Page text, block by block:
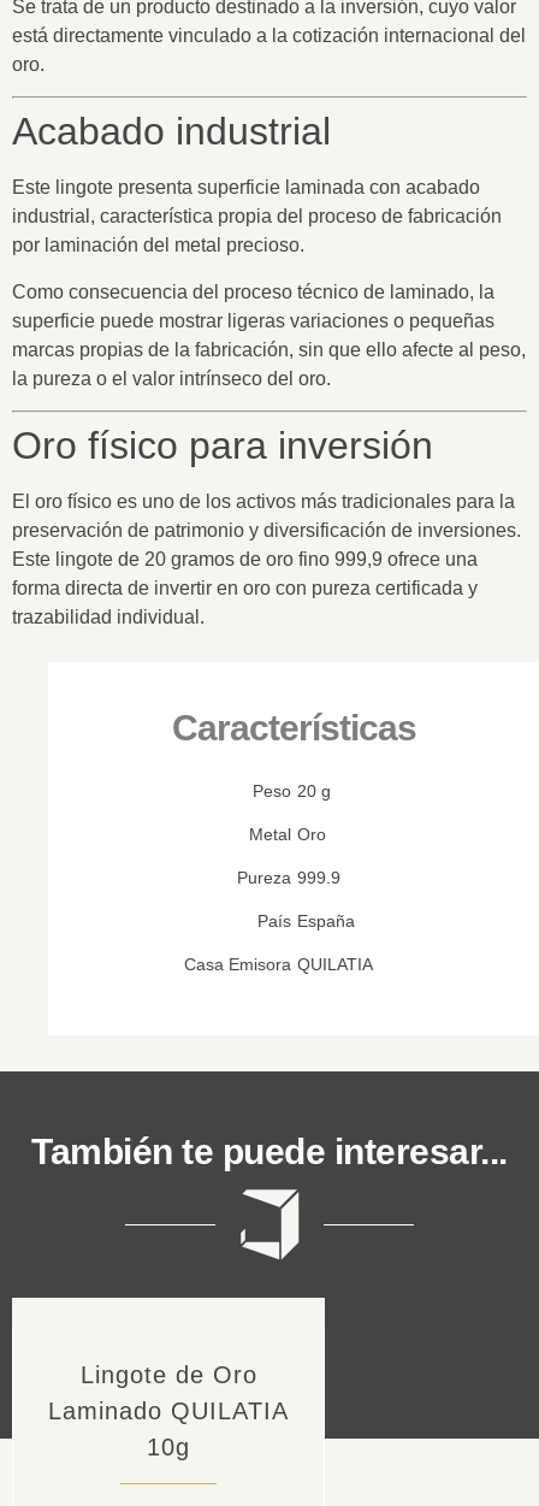
Se trata de un producto destinado a la inversión, cuyo valor
está directamente vinculado a la cotización internacional del
oro.
Acabado industrial
Este lingote presenta superficie laminada con acabado
industrial , característica propia del proceso de fabricación
por laminación del metal precioso.
Como consecuencia del proceso técnico de laminado, la
superficie puede mostrar ligeras variaciones o pequeñas
marcas propias de la fabricación, sin que ello afecte al peso,
la pureza o el valor intrínseco del oro.
Oro físico para inversión
El oro físico es uno de los activos más tradicionales para la
preservación de patrimonio y diversificación de inversiones.
Este lingote de 20 gramos de oro fino 999,9 ofrece una
forma directa de invertir en oro con pureza certificada y
trazabilidad individual.
Características
Peso 20 g
Metal Oro
Pureza 999.9
País España
Casa Emisora QUILATIA
También te puede interesar...
Lingote de Oro
Laminado QUILATIA
10g